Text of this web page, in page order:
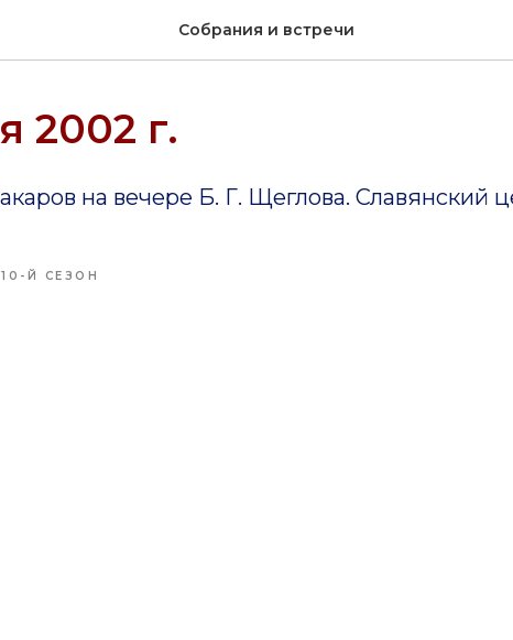
Собрания и встречи
2002 г.
на вечере Б. Г. Щеглова. Славянский
10-Й СЕЗОН